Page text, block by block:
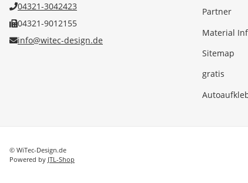
04321-3042423
04321-9012155
info@witec-design.de
Partner
Material
Sitemap
gratis
© WiTec-Design.de
Powered by JTL-Shop